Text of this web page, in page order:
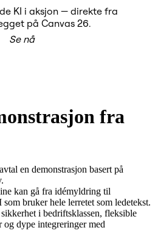
Canvas™
Guard
KI i aksjon — direkte fra
på Canvas 26.
Se nå
fra
en demonstrasjon basert på
kan gå fra idémyldring til
bruker hele lerretet som ledetekst.
i bedriftsklassen, fleksible
dype integreringer med